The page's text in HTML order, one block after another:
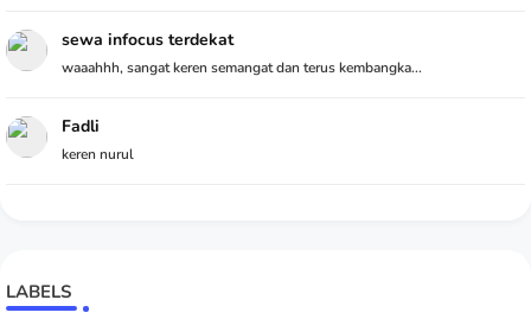
sewa infocus terdekat
waaahhh, sangat keren semangat dan terus kembangka...
Fadli
keren nurul
LABELS